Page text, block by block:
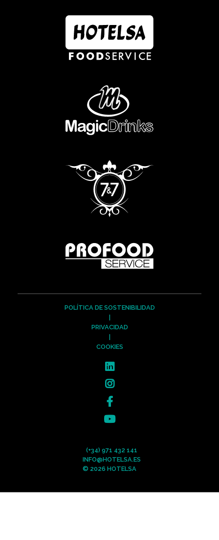
POLÍTICA DE SOSTENIBILIDAD
|
PRIVACIDAD
|
COOKIES
(+34) 971 432 141
INFO@HOTELSA.ES
© 2026 HOTELSA